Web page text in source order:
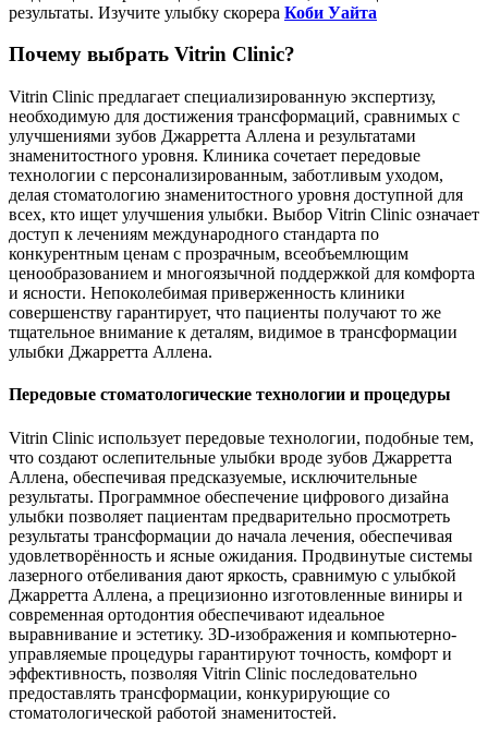
результаты. Изучите улыбку скорера Коби Уайта
Почему выбрать Vitrin Clinic?
Vitrin Clinic предлагает специализированную экспертизу,
необходимую для достижения трансформаций, сравнимых с
улучшениями зубов Джарретта Аллена и результатами
знаменитостного уровня. Клиника сочетает передовые
технологии с персонализированным, заботливым уходом,
делая стоматологию знаменитостного уровня доступной для
всех, кто ищет улучшения улыбки. Выбор Vitrin Clinic означает
доступ к лечениям международного стандарта по
конкурентным ценам с прозрачным, всеобъемлющим
ценообразованием и многоязычной поддержкой для комфорта
и ясности. Непоколебимая приверженность клиники
совершенству гарантирует, что пациенты получают то же
тщательное внимание к деталям, видимое в трансформации
улыбки Джарретта Аллена.
Передовые стоматологические технологии и процедуры
Vitrin Clinic использует передовые технологии, подобные тем,
что создают ослепительные улыбки вроде зубов Джарретта
Аллена, обеспечивая предсказуемые, исключительные
результаты. Программное обеспечение цифрового дизайна
улыбки позволяет пациентам предварительно просмотреть
результаты трансформации до начала лечения, обеспечивая
удовлетворённость и ясные ожидания. Продвинутые системы
лазерного отбеливания дают яркость, сравнимую с улыбкой
Джарретта Аллена, а прецизионно изготовленные виниры и
современная ортодонтия обеспечивают идеальное
выравнивание и эстетику. 3D-изображения и компьютерно-
управляемые процедуры гарантируют точность, комфорт и
эффективность, позволяя Vitrin Clinic последовательно
предоставлять трансформации, конкурирующие со
стоматологической работой знаменитостей.